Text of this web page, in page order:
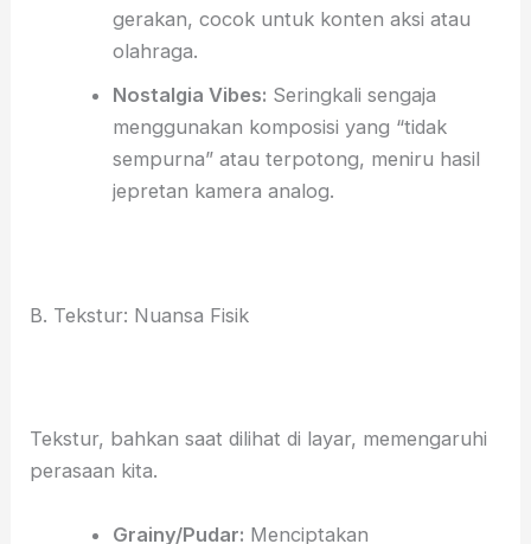
gerakan, cocok untuk konten aksi atau
olahraga.
Nostalgia Vibes: Seringkali sengaja
menggunakan komposisi yang “tidak
sempurna” atau terpotong, meniru hasil
jepretan kamera analog.
B. Tekstur: Nuansa Fisik
Tekstur, bahkan saat dilihat di layar, memengaruhi
perasaan kita.
Grainy/Pudar: Menciptakan